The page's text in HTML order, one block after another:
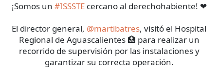
¡Somos un #ISSSTEcercano al derechohabiente! ❤
El director general, @martibatres, visitó el Hospital
Regional de Aguascalientes 🏥 para realizar un
recorrido de supervisión por las instalaciones y
garantizar su correcta operación.